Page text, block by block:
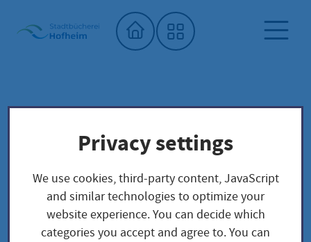
Home"
Unser Saatgut: Aussaat - Ernte -
Fruchtgemüse
TOMATEN
Rote Ribisel / Solanum pimpinellifolium
Privacy settings
We use cookies, third-party content, JavaScript
and similar technologies to optimize your
website experience. You can decide which
categories you accept and agree to. You can